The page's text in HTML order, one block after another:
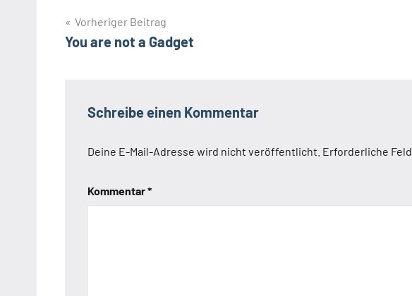
Beitragsnavigation
Vorheriger Beitrag
You are not a Gadget
Schreibe einen Kommentar
Deine E-Mail-Adresse wird nicht veröffentlicht. Erforderliche
Kommentar*